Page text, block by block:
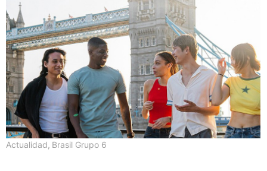
Actualidad, Brasil Grupo 6